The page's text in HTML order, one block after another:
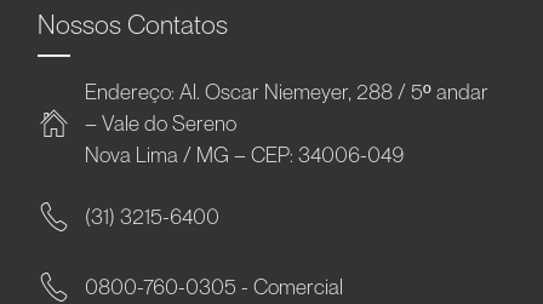
Nossos Contatos
Endereço: Al. Oscar Niemeyer, 288 / 5º andar
– Vale do Sereno
Nova Lima / MG – CEP: 34006-049
(31) 3215-6400
0800-760-0305 - Comercial